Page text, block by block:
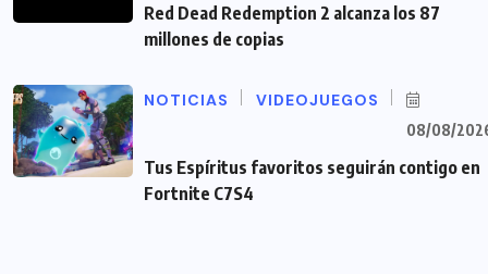
Red Dead Redemption 2 alcanza los 87
millones de copias
NOTICIAS VIDEOJUEGOS
08/08/
Tus Espíritus favoritos seguirán contigo en
Fortnite C7S4